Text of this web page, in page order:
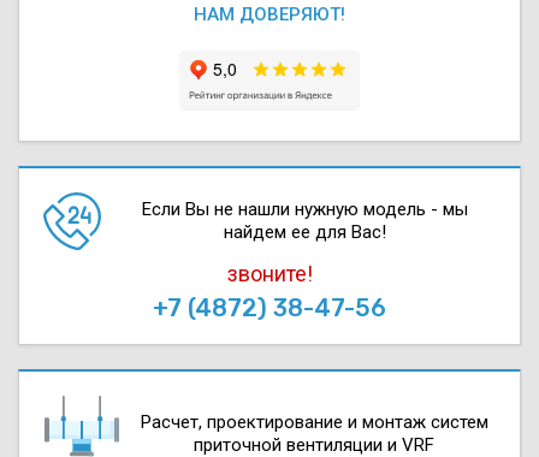
НАМ ДОВЕРЯЮТ!
Если Вы не нашли нужную модель - мы
найдем ее для Вас!
звоните!
+7 (4872) 38-47-56
Расчет, проектирова­ние и монтаж систем
приточной вентиляции и VRF